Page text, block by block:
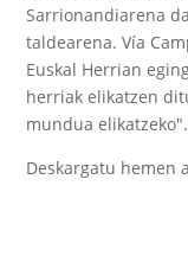
Sarrionandiarena
taldearena. Vía
Euskal Herrian
herriak elikatzen
mundua elikatzeko".
Deskargatu hemen